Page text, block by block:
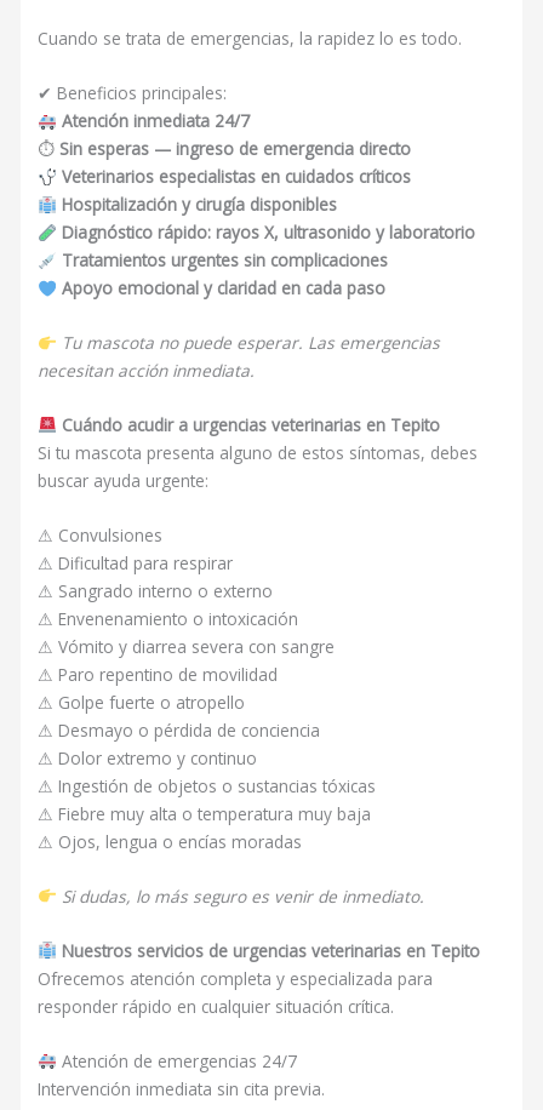
Cuando se trata de emergencias, la rapidez lo es todo.
✔ Beneficios principales:
Atención inmediata 24/7
⏱ Sin esperas — ingreso de emergencia directo
Veterinarios especialistas en cuidados críticos
Hospitalización y cirugía disponibles
Diagnóstico rápido: rayos X, ultrasonido y laboratorio
Tratamientos urgentes sin complicaciones
Apoyo emocional y claridad en cada paso
Tu mascota no puede esperar. Las emergencias
necesitan acción inmediata.
Cuándo acudir a urgencias veterinarias en Tepito
Si tu mascota presenta alguno de estos síntomas, debes
buscar ayuda urgente:
⚠ Convulsiones
⚠ Dificultad para respirar
⚠ Sangrado interno o externo
⚠ Envenenamiento o intoxicación
⚠ Vómito y diarrea severa con sangre
⚠ Paro repentino de movilidad
⚠ Golpe fuerte o atropello
⚠ Desmayo o pérdida de conciencia
⚠ Dolor extremo y continuo
⚠ Ingestión de objetos o sustancias tóxicas
⚠ Fiebre muy alta o temperatura muy baja
⚠ Ojos, lengua o encías moradas
Si dudas, lo más seguro es venir de inmediato.
Nuestros servicios de urgencias veterinarias en Tepito
Ofrecemos atención completa y especializada para
responder rápido en cualquier situación crítica.
Atención de emergencias 24/7
Intervención inmediata sin cita previa.